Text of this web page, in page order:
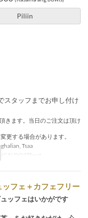
Piliin
スタッフまでお申し付け
きます。当日のご注文は頂け
更する場合があります。
Tsaa
ッフェ＋カフェフリー
ッフェはいかがです